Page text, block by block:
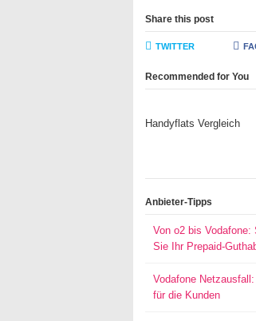
Share this post
TWITTER
Recommended for You
Handyflats Vergleich
Anbieter-Tipps
Von o2 bis Vodafone:
Sie Ihr Prepaid-
Vodafone
für die Kunden